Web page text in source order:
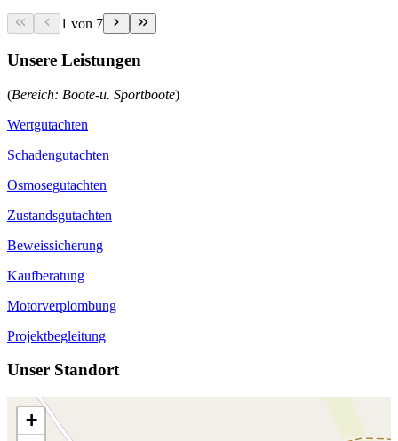
1 von 7
Unsere Leistungen
(Bereich: Boote-u. Sportboote)
Wertgutachten
Schadengutachten
Osmosegutachten
Zustandsgutachten
Beweissicherung
Kaufberatung
Motorverplombung
Projektbegleitung
Unser Standort
+